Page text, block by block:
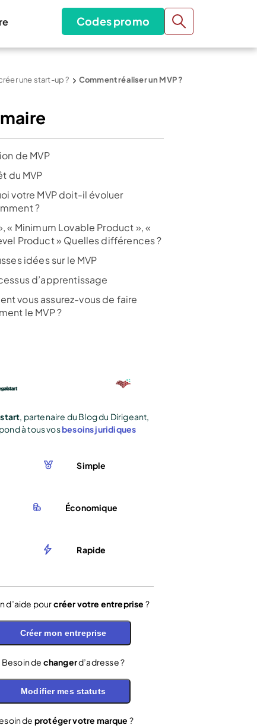
Codes promo
une start-up ? Comment réaliser un MVP ?
de MVP
du MVP
votre MVP doit-il évoluer
?
« Minimum Lovable Product », «
Product » Quelles différences ?
idées sur le MVP
d’apprentissage
vous assurez-vous de faire
le MVP ?
, partenaire du Blog du Dirigeant,
à tous vosbesoins juridiques
Simple
Économique
Rapide
d’aide pourcréer votre entreprise ?
Créer mon entreprise
Besoin de changerd’adresse ?
Modifier mes statuts
de protéger votre marque ?